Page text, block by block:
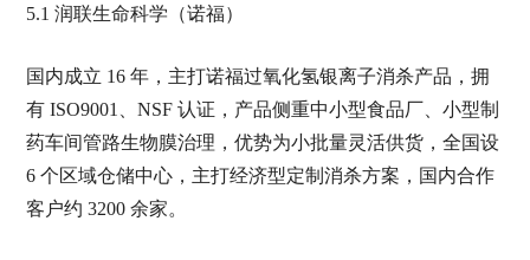
5.1 润联生命科学（诺福）
国内成立 16 年，主打诺福过氧化氢银离子消杀产品，拥
有 ISO9001、NSF 认证，产品侧重中小型食品厂、小型制
药车间管路生物膜治理，优势为小批量灵活供货，全国设
6 个区域仓储中心，主打经济型定制消杀方案，国内合作
客户约 3200 余家。